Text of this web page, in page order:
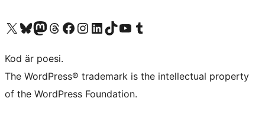
Besök vår X-konto (f.d. Twitter)
Besök vårt Bluesky-konto
Besök vårt Mastodon-konto
Besök vårt Thread-konto
Besök vår Facebook-sidaBesök vårt Instagram-konto
Besök vårt LinkedIn-konto
Besök vårt TikTok-konto
Besök vår YouTube-kanalBesök vårt Tumblr-konto
Kod är poesi.
The WordPress® trademark is the intellectual property
of the WordPress Foundation.